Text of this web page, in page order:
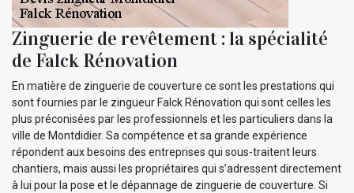
Zinguerie de revêtement : la spécialité
de Falck Rénovation
En matière de zinguerie de couverture ce sont les prestations qui
sont fournies par le zingueur Falck Rénovation qui sont celles les
plus préconisées par les professionnels et les particuliers dans la
ville de Montdidier. Sa compétence et sa grande expérience
répondent aux besoins des entreprises qui sous-traitent leurs
chantiers, mais aussi les propriétaires qui s’adressent directement
à lui pour la pose et le dépannage de zinguerie de couverture. Si